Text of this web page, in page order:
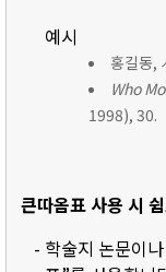
예시
홍길동,
Who
1998), 30.
큰따옴표 사용 시
- 학술지 논문이